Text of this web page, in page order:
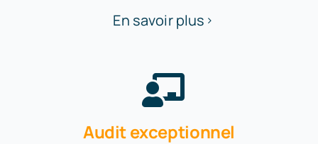
En savoir plus
Audit exceptionnel